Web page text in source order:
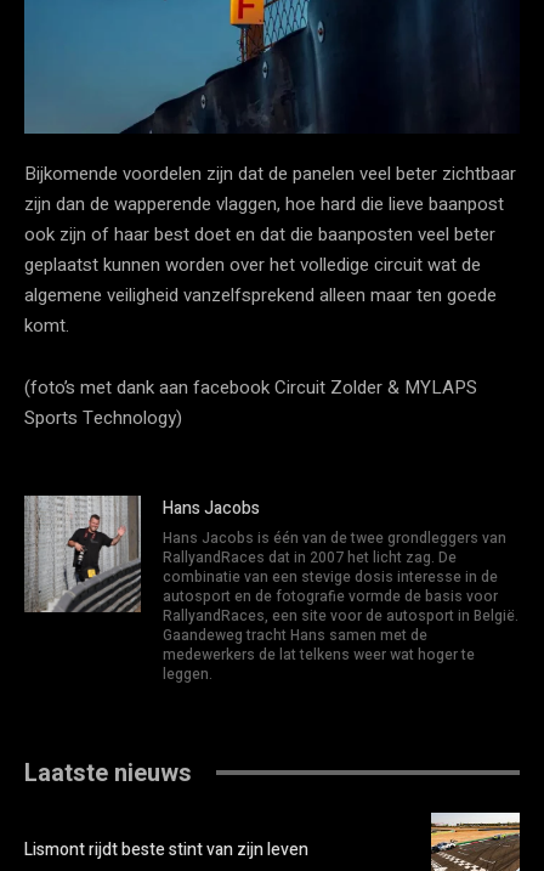
Bijkomende voordelen zijn dat de panelen veel beter zichtbaar
zijn dan de wapperende vlaggen, hoe hard die lieve baanpost
ook zijn of haar best doet en dat die baanposten veel beter
geplaatst kunnen worden over het volledige circuit wat de
algemene veiligheid vanzelfsprekend alleen maar ten goede
komt.
(foto’s met dank aan facebook Circuit Zolder & MYLAPS
Sports Technology)
Hans Jacobs
Hans Jacobs is één van de twee grondleggers van
RallyandRaces dat in 2007 het licht zag. De
combinatie van een stevige dosis interesse in de
autosport en de fotografie vormde de basis voor
RallyandRaces, een site voor de autosport in België.
Gaandeweg tracht Hans samen met de
medewerkers de lat telkens weer wat hoger te
leggen.
Laatste nieuws
Lismont rijdt beste stint van zijn leven